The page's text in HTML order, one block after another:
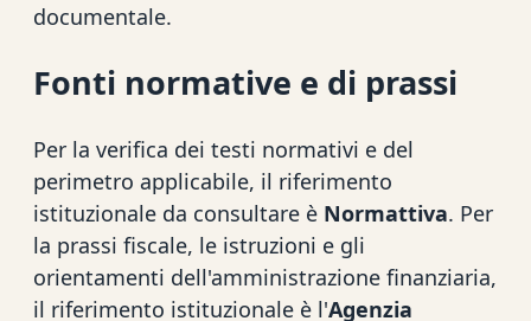
documentale.
Fonti normative e di prassi
Per la verifica dei testi normativi e del
perimetro applicabile, il riferimento
istituzionale da consultare è Normattiva. Per
la prassi fiscale, le istruzioni e gli
orientamenti dell'amministrazione finanziaria,
il riferimento istituzionale è l'Agenzia